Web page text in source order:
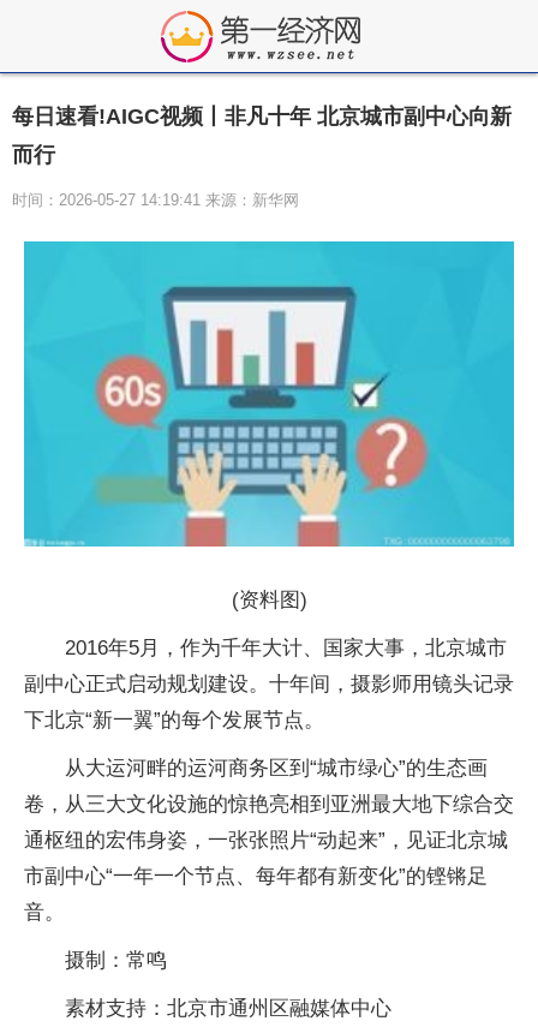
每日速看!AIGC视频丨非凡十年 北京城市副中心向新
而行
时间：2026-05-27 14:19:41 来源：新华网
(资料图)
2016年5月，作为千年大计、国家大事，北京城市
副中心正式启动规划建设。十年间，摄影师用镜头记录
下北京“新一翼”的每个发展节点。
从大运河畔的运河商务区到“城市绿心”的生态画
卷，从三大文化设施的惊艳亮相到亚洲最大地下综合交
通枢纽的宏伟身姿，一张张照片“动起来”，见证北京城
市副中心“一年一个节点、每年都有新变化”的铿锵足
音。
摄制：常鸣
素材支持：北京市通州区融媒体中心